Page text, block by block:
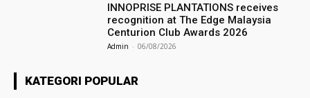
INNOPRISE PLANTATIONS receives
recognition at The Edge Malaysia
Centurion Club Awards 2026
Admin - 06/08/2026
KATEGORI POPULAR